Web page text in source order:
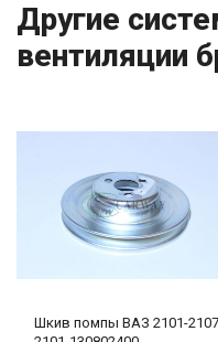
Другие
вентиляции
Шкив помпы ВАЗ 2101-2107